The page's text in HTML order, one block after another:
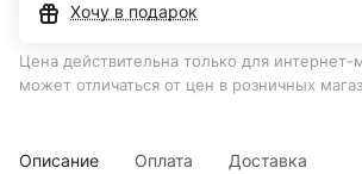
Хочу в подарок
Цена действительна только для интернет-
может отличаться от цен в розничных
Описание Оплата Доставка